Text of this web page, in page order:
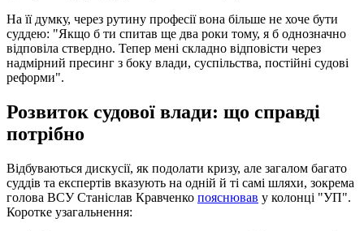
На її думку, через рутину професії вона більше не хоче бути
суддею: "Якщо б ти спитав ще два роки тому, я б однозначно
відповіла ствердно. Тепер мені складно відповісти через
надмірний пресинг з боку влади, суспільства, постійні судові
реформи".
Розвиток судової влади: що справді
потрібно
Відбуваються дискусії, як подолати кризу, але загалом багато
суддів та експертів вказують на одній й ті самі шляхи, зокрема
голова ВСУ Станіслав Кравченко пояснював у колонці "УП".
Коротке узагальнення: